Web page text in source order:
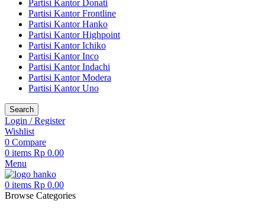
Partisi Kantor Donati
Partisi Kantor Frontline
Partisi Kantor Hanko
Partisi Kantor Highpoint
Partisi Kantor Ichiko
Partisi Kantor Inco
Partisi Kantor Indachi
Partisi Kantor Modera
Partisi Kantor Uno
Search
Login / Register
Wishlist
0 Compare
0 items Rp 0.00
Menu
0 items Rp 0.00
Browse Categories